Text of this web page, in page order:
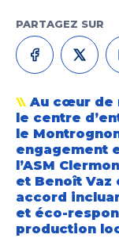
PARTAGEZ SUR
Au cœur de
le centre
le
engagement
l’ASM
et Benoît Vaz
accord
et éco-
production